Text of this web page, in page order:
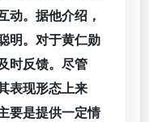
动。据他介绍，
明。对于黄仁勋
时反馈。尽管
表现形态上来
要是提供一定情